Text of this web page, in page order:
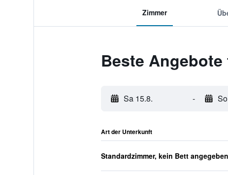
Zimmer
Beste
Sa 15.8. -
Art der Unterkunft
Standardzimmer, kein Bett angegeben